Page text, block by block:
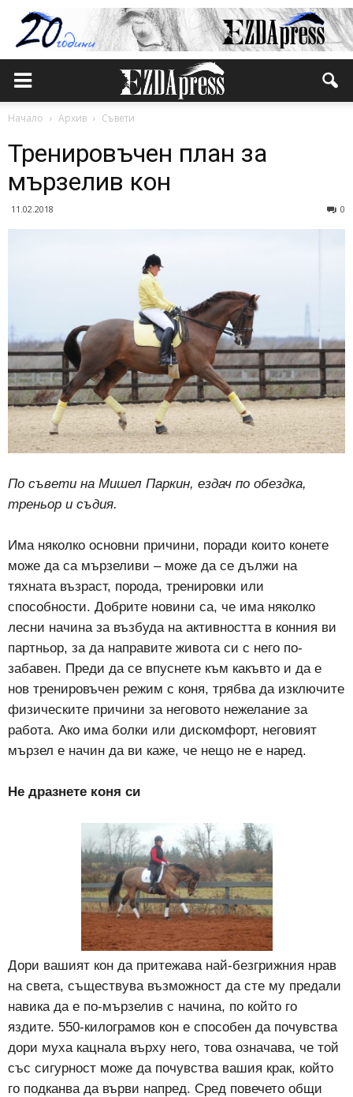
Начало Архив Съвети
Тренировъчен план за
мързелив кон
11.02.2018 0
По съвети на Мишел Паркин, ездач по обездка,
треньор и съдия.
Има няколко основни причини, поради които конете
може да са мързеливи – може да се дължи на
тяхната възраст, порода, тренировки или
способности. Добрите новини са, че има няколко
лесни начина за възбуда на активността в конния ви
партньор, за да направите живота си с него по-
забавен. Преди да се впуснете към какъвто и да е
нов тренировъчен режим с коня, трябва да изключите
физическите причини за неговото нежелание за
работа. Ако има болки или дискомфорт, неговият
мързел е начин да ви каже, че нещо не е наред.
Не дразнете коня си
Дори вашият кон да притежава най-безгрижния нрав
на света, съществува възможност да сте му предали
навика да е по-мързелив с начина, по който го
яздите. 550-килограмов кон е способен да почувства
дори муха кацнала върху него, това означава, че той
със сигурност може да почувства вашия крак, който
го подканва да върви напред. Сред повечето общи